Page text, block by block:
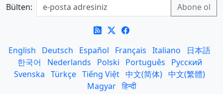
Bülten:
English Deutsch Español Français Italiano
日本語
한국어
Nederlands Polski Português
Русский
Svenska Türkçe Tiếng Việt 中文(简体) 中文(繁體)
Magyar हिन्दी